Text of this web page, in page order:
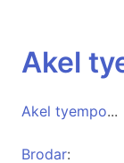
Akel
Akel tyempo...
Brodar: